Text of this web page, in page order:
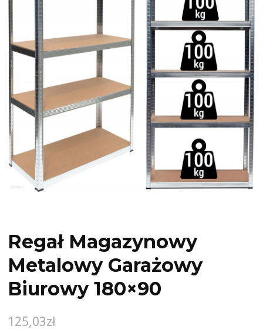
Regał Magazynowy
Metalowy Garażowy
Biurowy 180×90
125,03zł